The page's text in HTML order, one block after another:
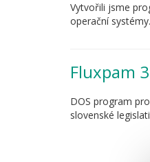
Vytvořili jsme
operační systémy.
Fluxpam 3
DOS program
slovenské